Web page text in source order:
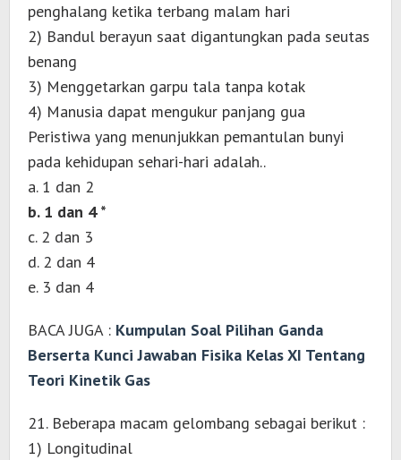
penghalang ketika terbang malam hari
2) Bandul berayun saat digantungkan pada seutas
benang
3) Menggetarkan garpu tala tanpa kotak
4) Manusia dapat mengukur panjang gua
Peristiwa yang menunjukkan pemantulan bunyi
pada kehidupan sehari-hari adalah..
a. 1 dan 2
b. 1 dan 4 *
c. 2 dan 3
d. 2 dan 4
e. 3 dan 4
BACA JUGA : Kumpulan Soal Pilihan Ganda
Berserta Kunci Jawaban Fisika Kelas XI Tentang
Teori Kinetik Gas
21. Beberapa macam gelombang sebagai berikut :
1) Longitudinal